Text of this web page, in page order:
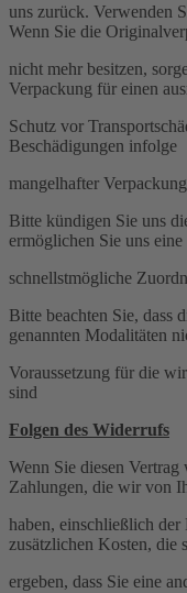
uns zurück. Verwenden
Wenn Sie die
nicht mehr besitzen,
Verpackung für einen
Schutz vor
Beschädigungen infolge
mangelhafter
Bitte kündigen Sie uns
ermöglichen Sie uns eine
schnellstmögliche
Bitte beachten Sie, dass
genannten Modalitäten
Voraussetzung für die
sind
Folgen des Widerrufs
Wenn Sie diesen
Zahlungen, die wir von
haben, einschließlich
zusätzlichen Kosten, die
ergeben, dass Sie eine